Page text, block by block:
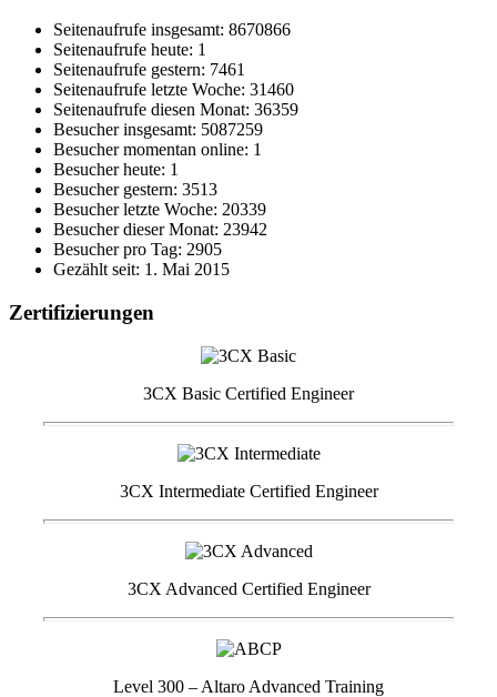
Seitenaufrufe insgesamt: 8670866
Seitenaufrufe heute: 1
Seitenaufrufe gestern: 7461
Seitenaufrufe letzte Woche: 31460
Seitenaufrufe diesen Monat: 36359
Besucher insgesamt: 5087259
Besucher momentan online: 1
Besucher heute: 1
Besucher gestern: 3513
Besucher letzte Woche: 20339
Besucher dieser Monat: 23942
Besucher pro Tag: 2905
Gezählt seit: 1. Mai 2015
Zertifizierungen
3CX Basic Certified Engineer
3CX Intermediate Certified Engineer
3CX Advanced Certified Engineer
Level 300 – Altaro Advanced Training